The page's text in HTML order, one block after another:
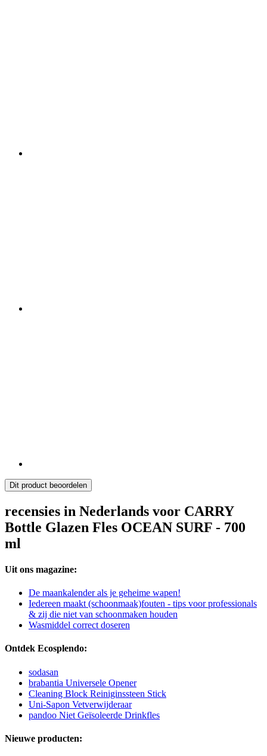
Dit product beoordelen
recensies in Nederlands voor CARRY
Bottle Glazen Fles OCEAN SURF - 700
ml
Uit ons magazine:
De maankalender als je geheime wapen!
Iedereen maakt (schoonmaak)fouten - tips voor professionals
& zij die niet van schoonmaken houden
Wasmiddel correct doseren
Ontdek Ecosplendo:
sodasan
brabantia Universele Opener
Cleaning Block Reiniginssteen Stick
Uni-Sapon Vetverwijderaar
pandoo Niet Geïsoleerde Drinkfles
Nieuwe producten: